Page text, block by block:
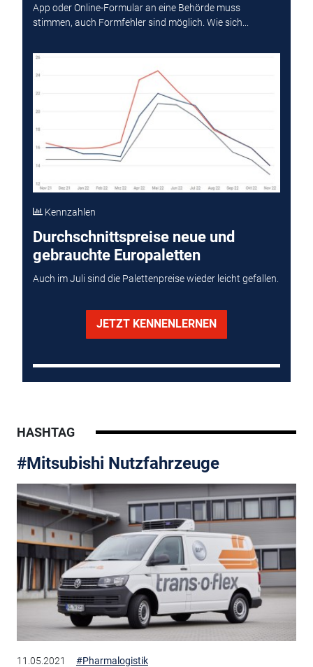
App oder Online-Formular an eine Behörde muss
stimmen, auch Formfehler sind möglich. Wie sich...
Kennzahlen
Durchschnittspreise neue und
gebrauchte Europaletten
Auch im Juli sind die Palettenpreise wieder leicht gefallen.
JETZT KENNENLERNEN
HASHTAG
#Mitsubishi Nutzfahrzeuge
11.05.2021 #Pharmalogistik